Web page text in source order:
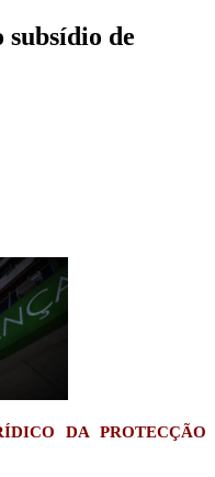
subsídio de
DA PROTECÇÃO